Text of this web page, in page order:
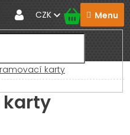
CZK
karty
karty